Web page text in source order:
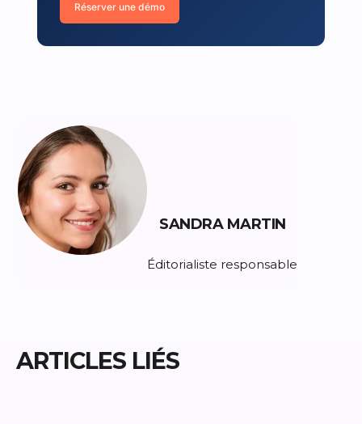
Réserver une démo
SANDRA MARTIN
Éditorialiste responsable
ARTICLES LIÉS